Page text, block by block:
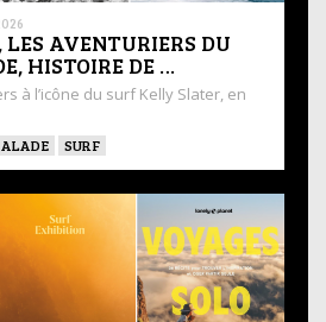
AVENTURIERS DU
HISTOIRE DE …
à l’icône du surf Kelly Slater, en
SURF